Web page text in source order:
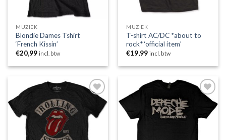
MUZIEK
Blondie Dames Tshirt
‘French Kissin’
€20,99 incl. btw
MUZIEK
T-shirt AC/DC *about to
rock* ‘official item’
€19,99 incl. btw
wenslijst
Toevoegen
wenslijst